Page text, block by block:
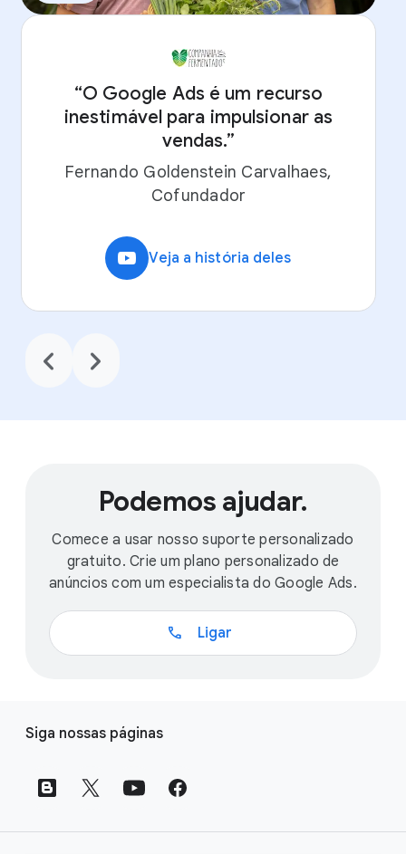
“O Google Ads é um recurso
inestimável para impulsionar as
vendas.”
Fernando Goldenstein Carvalhaes,
Cofundador
video_youtube Veja a história deles
chevron_backward chevron_forward
Podemos ajudar.
Comece a usar nosso suporte personalizado
gratuito. Crie um plano personalizado de
anúncios com um especialista do Google Ads.
call Ligar
d
Siga nossas páginas